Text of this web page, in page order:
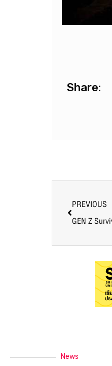
Share:
PREVIOUS
GEN Z
News